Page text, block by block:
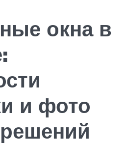
окна в
и фото